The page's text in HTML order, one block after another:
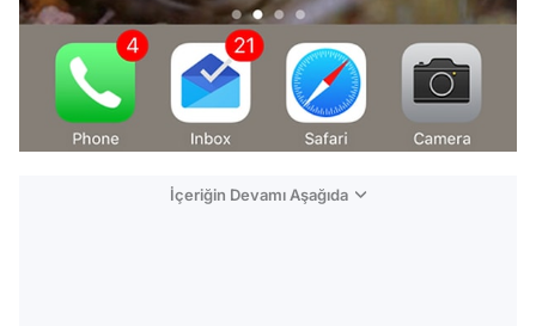
İçeriğin Devamı Aşağıda